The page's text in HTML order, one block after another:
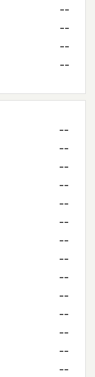
--
--
--
--
--
--
--
--
--
--
--
--
--
--
--
--
--
--